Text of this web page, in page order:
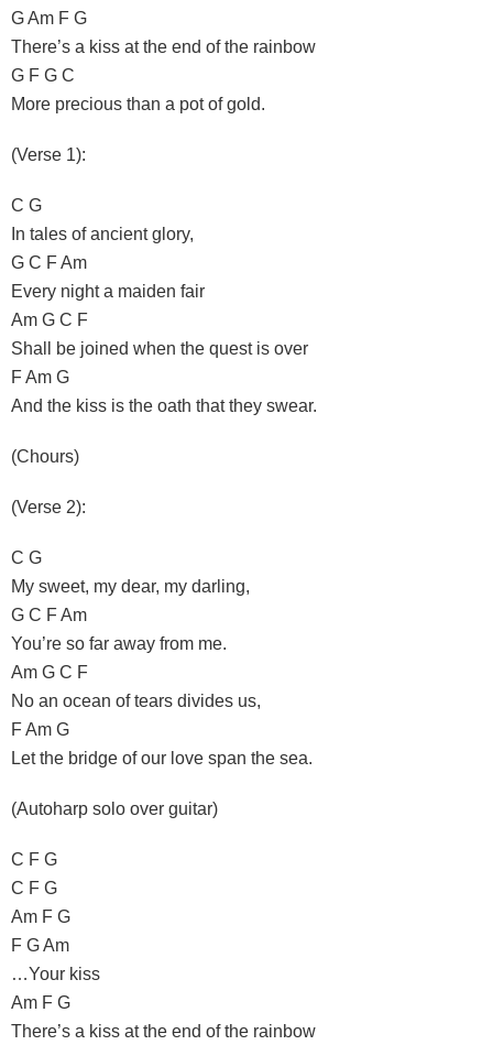
G Am F G
There’s a kiss at the end of the rainbow
G F G C
More precious than a pot of gold.
(Verse 1):
C G
In tales of ancient glory,
G C F Am
Every night a maiden fair
Am G C F
Shall be joined when the quest is over
F Am G
And the kiss is the oath that they swear.
(Chours)
(Verse 2):
C G
My sweet, my dear, my darling,
G C F Am
You’re so far away from me.
Am G C F
No an ocean of tears divides us,
F Am G
Let the bridge of our love span the sea.
(Autoharp solo over guitar)
C F G
C F G
Am F G
F G Am
…Your kiss
Am F G
There’s a kiss at the end of the rainbow